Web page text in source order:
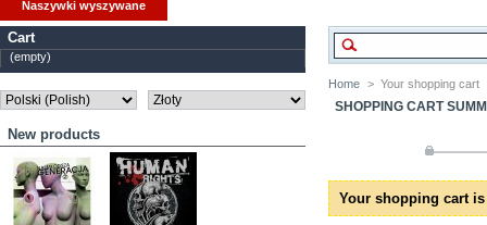
Naszywki wyszywane
Cart
(empty)
New products
Home > Your shopping cart
SHOPPING CART
Your shopping cart